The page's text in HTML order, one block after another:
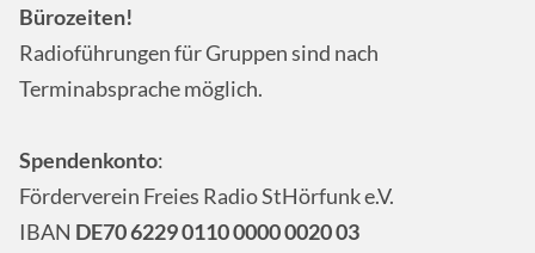
Bürozeiten!
Radioführungen für Gruppen sind nach
Terminabsprache möglich.
Spendenkonto:
Förderverein Freies Radio StHörfunk e.V.
IBAN DE70 6229 0110 0000 0020 03